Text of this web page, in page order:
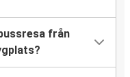
från